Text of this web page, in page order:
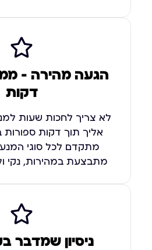
דקות
לא צריך לחכות שעות
אליך תוך דקות ספורות
מתקדם לכל סוגי
מתבצעת במהירות, נקי
ניסיון שמדבר